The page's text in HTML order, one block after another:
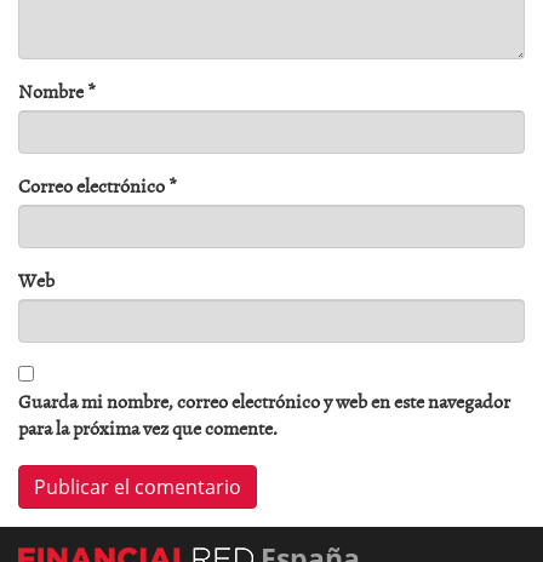
Nombre*
Correo electrónico*
Web
Guarda mi nombre, correo electrónico y web en este navegador
para la próxima vez que comente.